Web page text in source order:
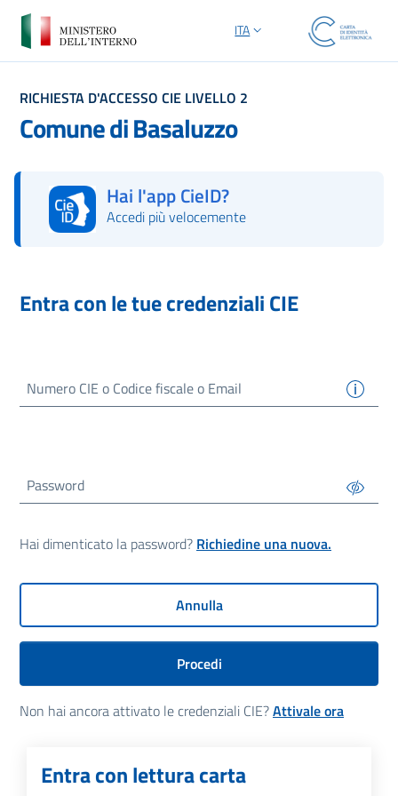
SELEZIONE LINGUA: LINGUA
ITA
RICHIESTA D'ACCESSO CIE LIVELLO 2
Comune di Basaluzzo
Hai l'app CieID?
Accedi più velocemente
Entra con le tue credenziali CIE
NumeroCIE o Codice fiscale o Email
Password
Hai dimenticato la password? Richiedine una nuova.
Annulla
Procedi
Non hai ancora attivato le credenziali CIE?Attivale ora
Entra con lettura carta